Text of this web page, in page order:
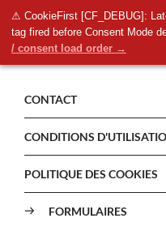
⚠ CookieFirst [CF_DEBUG]:
tag fired before Consent Mode
/ consent load order →
CONTACT
CONDITIONS
POLITIQUE DES COOKIES
FORMULAIRES